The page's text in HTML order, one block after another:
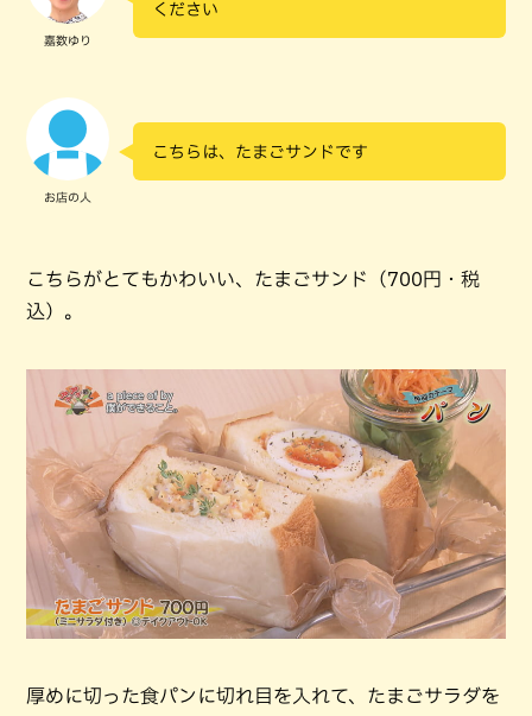
嘉数ゆり
ください
お店の人
こちらは、たまごサンドです
こちらがとてもかわいい、たまごサンド（700円・税
込）。
厚めに切った食パンに切れ目を入れて、たまごサラダを